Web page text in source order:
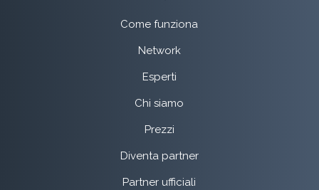
Come funziona
Network
Esperti
Chi siamo
Prezzi
Diventa partner
Partner ufficiali